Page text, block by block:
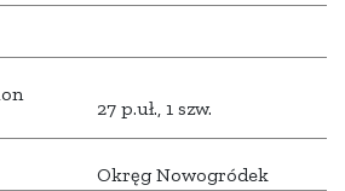
27 p.uł., 1 szw.
Okręg Nowogródek